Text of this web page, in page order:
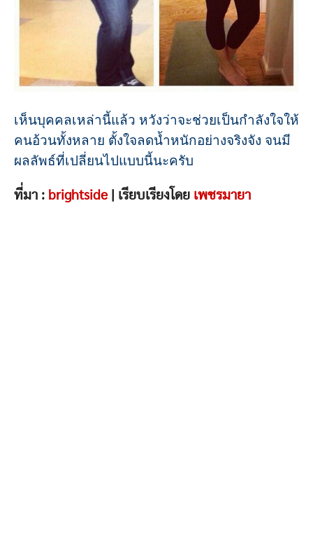
เห็นบุคคลเหล่านี้แล้ว หวังว่าจะช่วยเป็นกำลังใจให้
คนอ้วนทั้งหลาย ตั้งใจลดน้ำหนักอย่างจริงจัง จนมี
ผลลัพธ์ที่เปลี่ยนไปแบบนี้นะครับ
ที่มา : brightside| เรียบเรียงโดย เพชรมายา